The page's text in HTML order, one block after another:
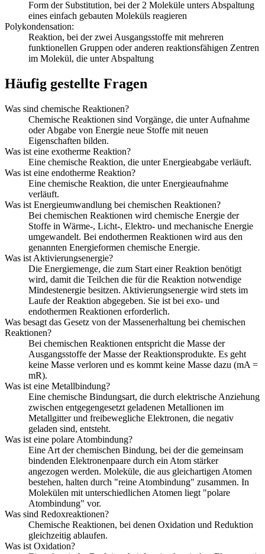
Form der Substitution, bei der 2 Moleküle unters Abspaltung
eines einfach gebauten Moleküls reagieren
Polykondensation:
Reaktion, bei der zwei Ausgangsstoffe mit mehreren
funktionellen Gruppen oder anderen reaktionsfähigen Zentren
im Molekül, die unter Abspaltung
Häufig gestellte Fragen
Was sind chemische Reaktionen?
Chemische Reaktionen sind Vorgänge, die unter Aufnahme
oder Abgabe von Energie neue Stoffe mit neuen
Eigenschaften bilden.
Was ist eine exotherme Reaktion?
Eine chemische Reaktion, die unter Energieabgabe verläuft.
Was ist eine endotherme Reaktion?
Eine chemische Reaktion, die unter Energieaufnahme
verläuft.
Was ist Energieumwandlung bei chemischen Reaktionen?
Bei chemischen Reaktionen wird chemische Energie der
Stoffe in Wärme-, Licht-, Elektro- und mechanische Energie
umgewandelt. Bei endothermen Reaktionen wird aus den
genannten Energieformen chemische Energie.
Was ist Aktivierungsenergie?
Die Energiemenge, die zum Start einer Reaktion benötigt
wird, damit die Teilchen die für die Reaktion notwendige
Mindestenergie besitzen. Aktivierungsenergie wird stets im
Laufe der Reaktion abgegeben. Sie ist bei exo- und
endothermen Reaktionen erforderlich.
Was besagt das Gesetz von der Massenerhaltung bei chemischen
Reaktionen?
Bei chemischen Reaktionen entspricht die Masse der
Ausgangsstoffe der Masse der Reaktionsprodukte. Es geht
keine Masse verloren und es kommt keine Masse dazu (mA =
mR).
Was ist eine Metallbindung?
Eine chemische Bindungsart, die durch elektrische Anziehung
zwischen entgegengesetzt geladenen Metallionen im
Metallgitter und freibewegliche Elektronen, die negativ
geladen sind, entsteht.
Was ist eine polare Atombindung?
Eine Art der chemischen Bindung, bei der die gemeinsam
bindenden Elektronenpaare durch ein Atom stärker
angezogen werden. Moleküle, die aus gleichartigen Atomen
bestehen, halten durch "reine Atombindung" zusammen. In
Molekülen mit unterschiedlichen Atomen liegt "polare
Atombindung" vor.
Was sind Redoxreaktionen?
Chemische Reaktionen, bei denen Oxidation und Reduktion
gleichzeitig ablaufen.
Was ist Oxidation?